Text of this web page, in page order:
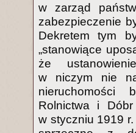
w zarząd
zabezpieczenie
Dekretem tym
„stanowiące
że
w niczym nie
nieruchomości
Rolnictwa i
w styczniu 1919